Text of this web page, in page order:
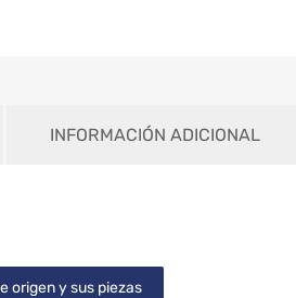
INFORMACIÓN ADICIONAL
origen y sus piezas